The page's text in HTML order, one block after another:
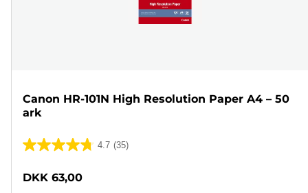
Canon HR-101N High Resolution Paper A4 – 50
ark
4.7 (35)
4.7
af
DKK 63,00